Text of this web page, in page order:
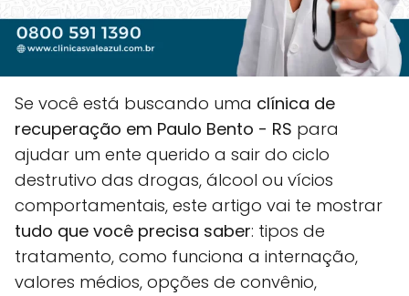
Se você está buscando uma clínica de
recuperação em Paulo Bento - RS para
ajudar um ente querido a sair do ciclo
destrutivo das drogas, álcool ou vícios
comportamentais, este artigo vai te mostrar
tudo que você precisa saber: tipos de
tratamento, como funciona a internação,
valores médios, opções de convênio,